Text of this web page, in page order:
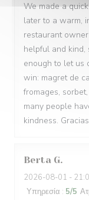
We made a
later to a warm,
restaurant
helpful and
enough to let us
win: magret de
fromages,
many people
kindness.
Berta G
2026-08-01 -
Υπηρεσία : 5/5